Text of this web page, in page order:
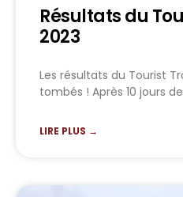
Résultats du
2023
Les résultats du Tourist
tombés ! Après 10 jours
LIRE PLUS →